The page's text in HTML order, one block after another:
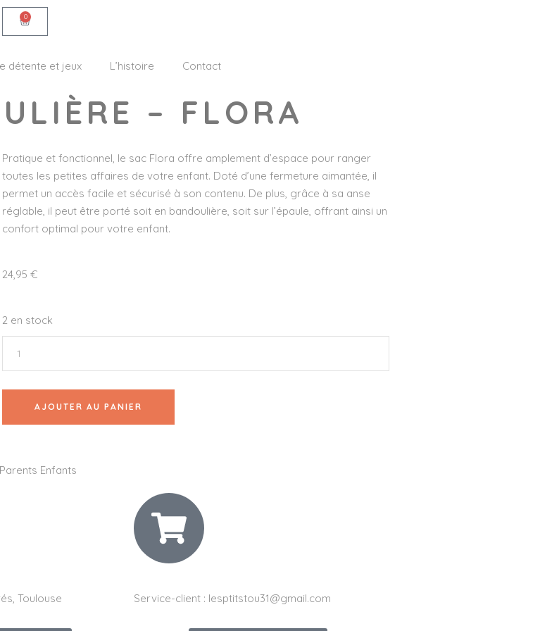
0
détente et jeux L’histoire Contact
– FLORA
Pratique et fonctionnel, le sac Flora offre amplement d’espace pour ranger
toutes les petites affaires de votre enfant. Doté d’une fermeture aimantée, il
permet un accès facile et sécurisé à son contenu. De plus, grâce à sa anse
réglable, il peut être porté soit en bandoulière, soit sur l’épaule, offrant ainsi un
confort optimal pour votre enfant.
24,95 €
2 en stock
AJOUTER AU PANIER
Toulouse Service-client : lesptitstou31@gmail.com